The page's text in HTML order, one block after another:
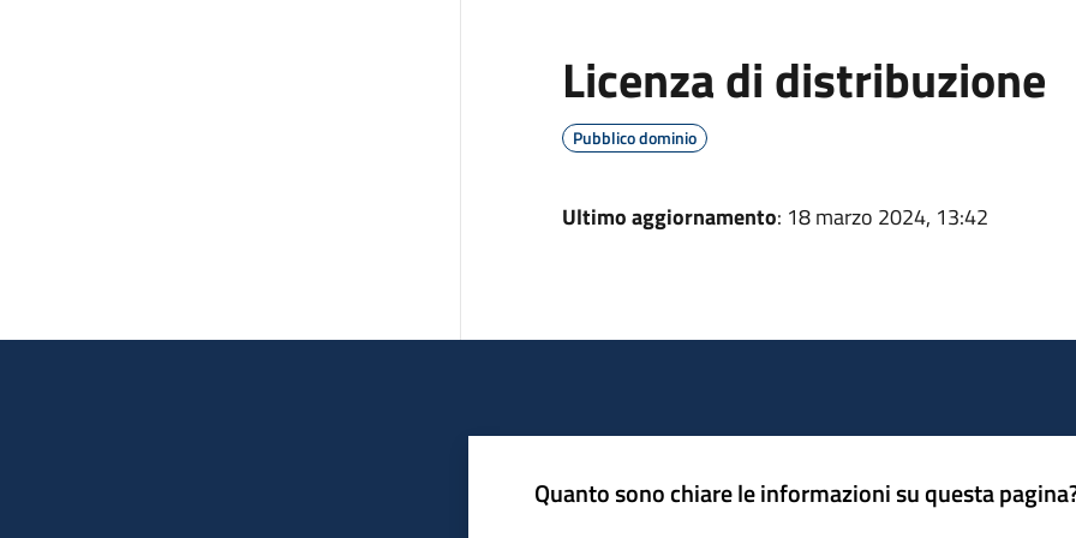
Licenza di distribuzione
Pubblico dominio
Ultimo aggiornamento: 18 marzo 2024, 13:42
Quanto sono chiare le informazioni su questa